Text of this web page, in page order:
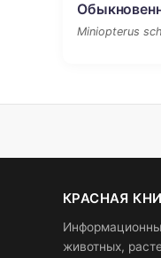
Miniopterus
КРАСНАЯ
животных,